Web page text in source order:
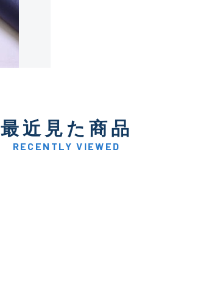
C-
い品
最近見た商品
RECENTLY VIEWED